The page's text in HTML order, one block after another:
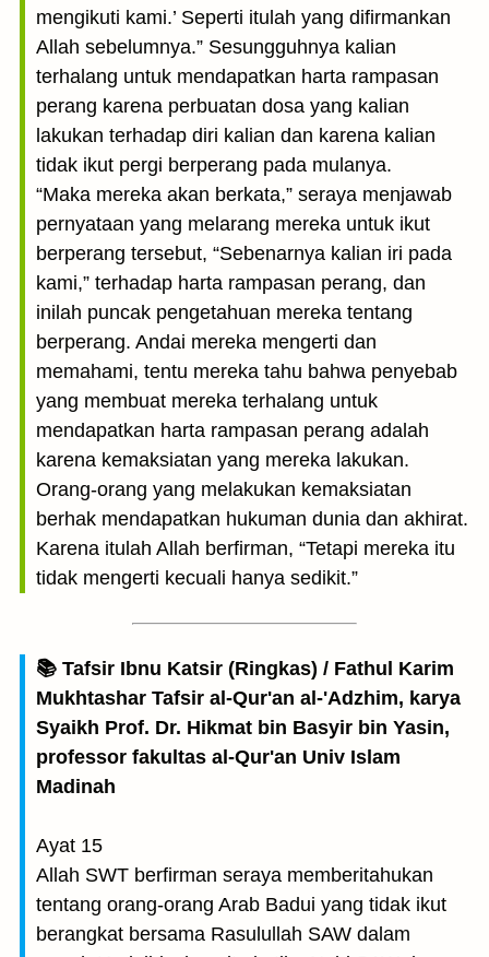
mengikuti kami.’ Seperti itulah yang difirmankan
Allah sebelumnya.” Sesungguhnya kalian
terhalang untuk mendapatkan harta rampasan
perang karena perbuatan dosa yang kalian
lakukan terhadap diri kalian dan karena kalian
tidak ikut pergi berperang pada mulanya.
“Maka mereka akan berkata,” seraya menjawab
pernyataan yang melarang mereka untuk ikut
berperang tersebut, “Sebenarnya kalian iri pada
kami,” terhadap harta rampasan perang, dan
inilah puncak pengetahuan mereka tentang
berperang. Andai mereka mengerti dan
memahami, tentu mereka tahu bahwa penyebab
yang membuat mereka terhalang untuk
mendapatkan harta rampasan perang adalah
karena kemaksiatan yang mereka lakukan.
Orang-orang yang melakukan kemaksiatan
berhak mendapatkan hukuman dunia dan akhirat.
Karena itulah Allah berfirman, “Tetapi mereka itu
tidak mengerti kecuali hanya sedikit.”
📚 Tafsir Ibnu Katsir (Ringkas) / Fathul Karim
Mukhtashar Tafsir al-Qur'an al-'Adzhim, karya
Syaikh Prof. Dr. Hikmat bin Basyir bin Yasin,
professor fakultas al-Qur'an Univ Islam
Madinah
Ayat 15
Allah SWT berfirman seraya memberitahukan
tentang orang-orang Arab Badui yang tidak ikut
berangkat bersama Rasulullah SAW dalam